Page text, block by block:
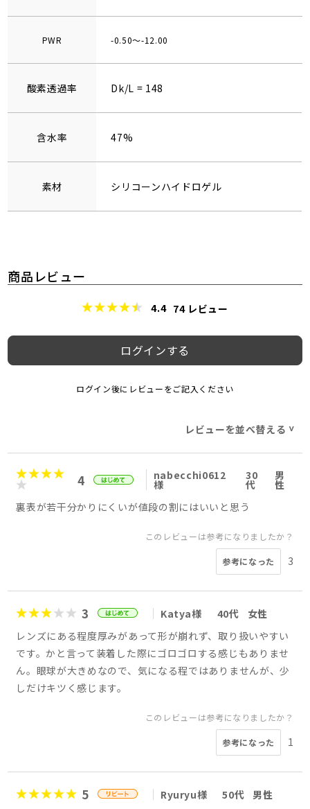
PWR -0.50～-12.00
酸素透過率 Dk/L = 148
含水率 47%
素材 シリコーンハイドロゲル
商品レビュー
4.4 74レビュー
ログインする
ログイン後にレビューをご記入ください
レビューを並べ替える>
4 nabecchi0612
様
30
代
男
性
裏表が若干分かりにくいが値段の割にはいいと思う
このレビューは参考になりましたか？
参考になった 3
3 Katya様 40代
女性
レンズにある程度厚みがあって形が崩れず、取り扱いやすい
です。かと言って装着した際にゴロゴロする感じもありませ
ん。眼球が大きめなので、気になる程ではありませんが、少
しだけキツく感じます。
このレビューは参考になりましたか？
参考になった 1
5 Ryuryu様 50代 男性